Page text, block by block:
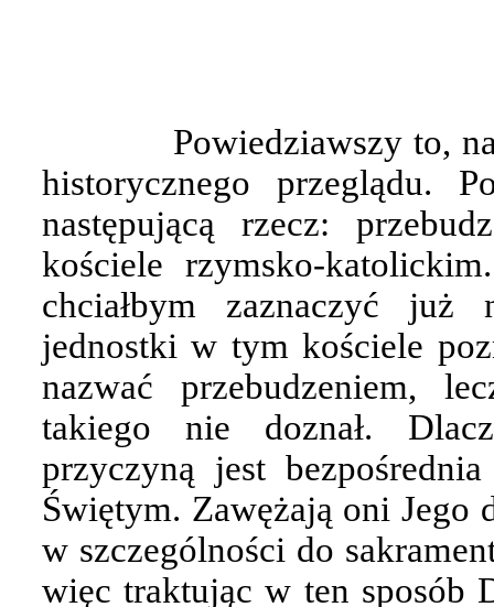
Powiedziawszy to,
historycznego przeglądu.
następującą rzecz:
kościele rzymsko-
chciałbym zaznaczyć już
jednostki w tym kościele
nazwać przebudzeniem,
takiego nie doznał.
przyczyną jest
Świętym. Zawężają oni Jego
w szczególności do
więc traktując w ten sposób